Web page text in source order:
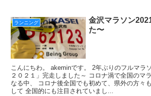
ランニング
金沢マラソン
た〜
こんにちわ。 akeminです。 2年ぶりのフルマラ
２０２１」完走しました～ コロナ渦で全国のマ
なる中、 コロナ後全国でも初めて、県外の方々
して 全国的にも注目されていまし...